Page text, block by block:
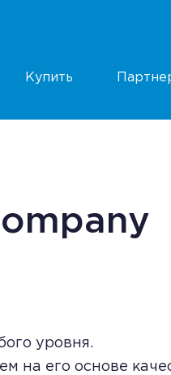
Купить
уровня.
на его основе